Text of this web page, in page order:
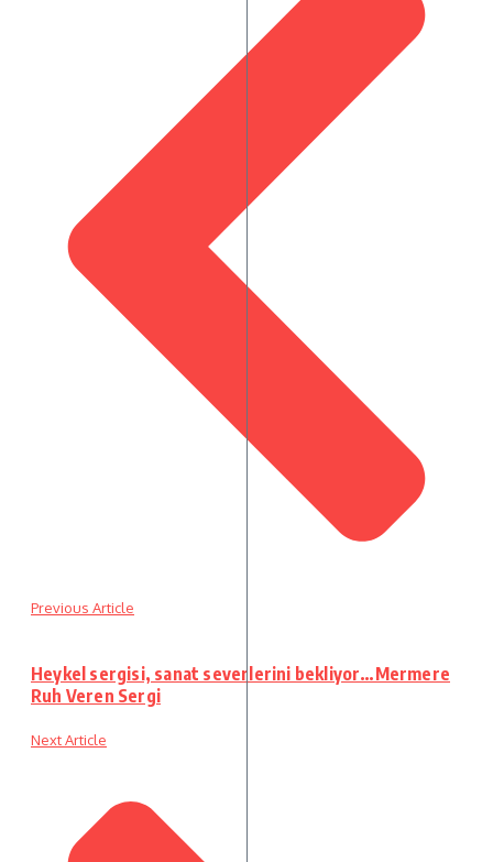
Previous Article
Heykel sergisi, sanat severlerini bekliyor…Mermere
Ruh Veren Sergi
Next Article